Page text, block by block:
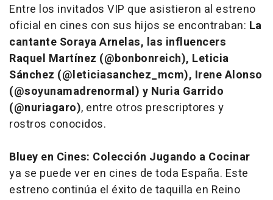
Entre los invitados VIP que asistieron al estreno
oficial en cines con sus hijos se encontraban: La
cantante Soraya Arnelas, las influencers
Raquel Martínez (@bonbonreich), Leticia
Sánchez (@leticiasanchez_mcm), Irene Alonso
(@soyunamadrenormal) y Nuria Garrido
(@nuriagaro), entre otros prescriptores y
rostros conocidos.
Bluey en Cines: Colección Jugando a Cocinar
ya se puede ver en cines de toda España. Este
estreno continúa el éxito de taquilla en Reino